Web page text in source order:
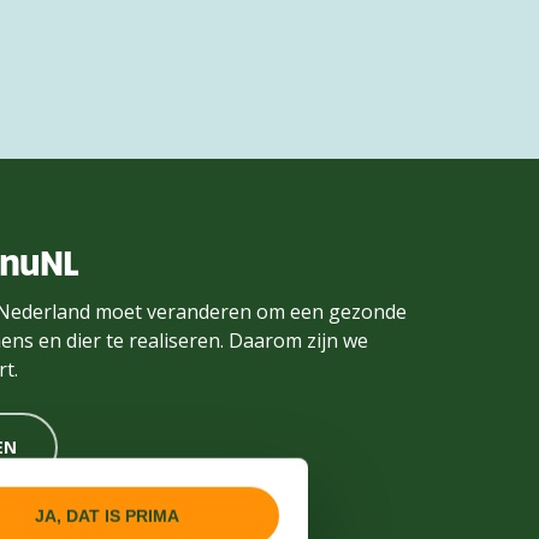
JA, DAT IS PRIMA
moet veranderen om een gezonde
en dier te realiseren. Daarom zijn we